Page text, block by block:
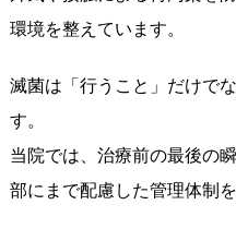
環境を整えています。
滅菌は「行うこと」だけで
す。
当院では、治療前の最後の
部にまで配慮した管理体制